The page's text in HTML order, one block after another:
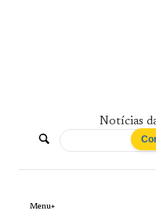
De
Norte
Notícias
Menu+